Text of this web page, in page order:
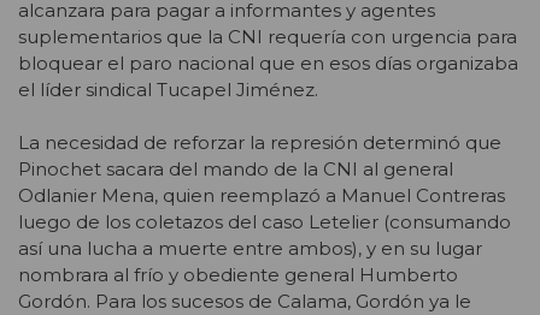
alcanzara para pagar a informantes y agentes
suplementarios que la CNI requería con urgencia para
bloquear el paro nacional que en esos días organizaba
el líder sindical Tucapel Jiménez.
La necesidad de reforzar la represión determinó que
Pinochet sacara del mando de la CNI al general
Odlanier Mena, quien reemplazó a Manuel Contreras
luego de los coletazos del caso Letelier (consumando
así una lucha a muerte entre ambos), y en su lugar
nombrara al frío y obediente general Humberto
Gordón. Para los sucesos de Calama, Gordón ya le